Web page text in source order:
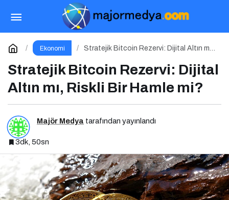
Ekonomi
Stratejik Bitcoin Rezervi: Dijital Altın mı,
Stratejik Bitcoin Rezervi: Dijital
Altın mı, Riskli Bir Hamle mi?
Majör Medya tarafından yayınlandı
3dk, 50sn
Bybit TR’den Blok Zinciri Kullanıcılarına Ağ
Tıkanıklığı Rehberi!
Yorum Yap